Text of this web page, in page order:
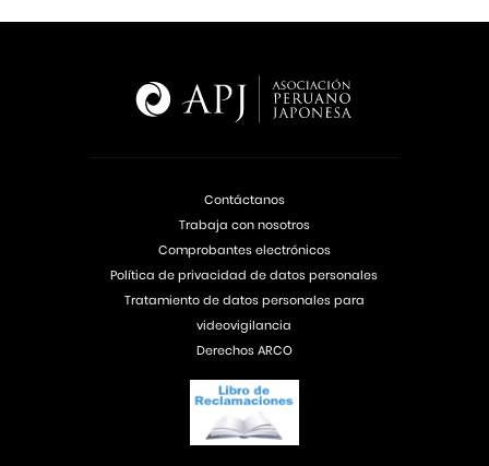
Contáctanos
Trabaja con nosotros
Comprobantes electrónicos
Política de privacidad de datos personales
Tratamiento de datos personales para
videovigilancia
Derechos ARCO